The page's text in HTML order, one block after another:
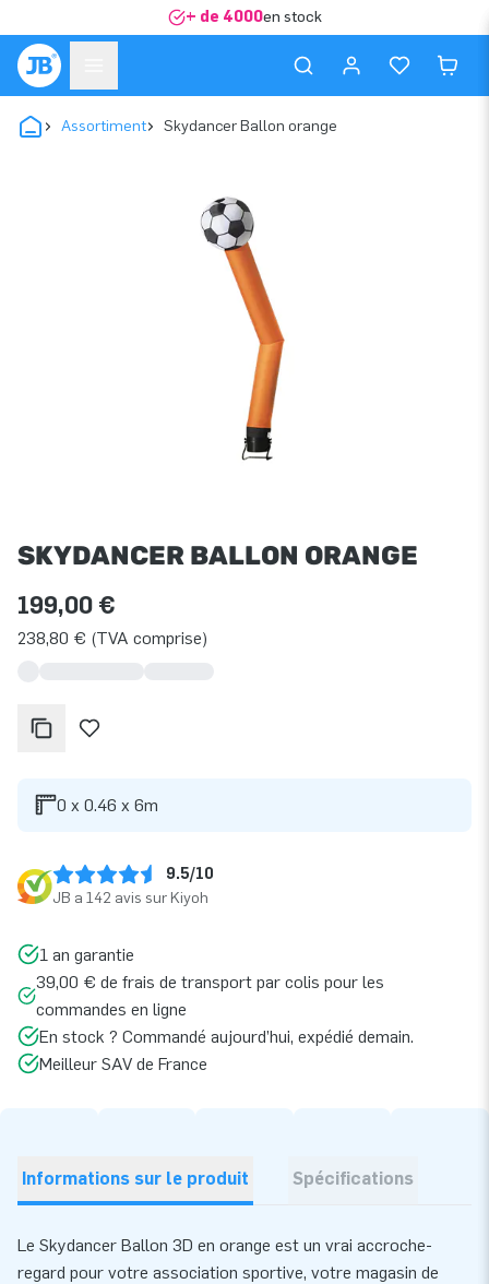
+ de 4000en stock
Assortiment Skydancer Ballon orange
SKYDANCER BALLON ORANGE
199,00 €
238,80 € (TVA comprise)
0 x 0.46 x 6m
9.5/10
JB a 142 avis sur Kiyoh
1 an garantie
39,00 € de frais de transport par colis pour les
commandes en ligne
En stock ? Commandé aujourd’hui, expédié demain.
Meilleur SAV de France
Informations sur le produit Spécifications
Le Skydancer Ballon 3D en orange est un vrai accroche-
regard pour votre association sportive, votre magasin de